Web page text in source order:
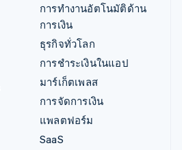
การทำงานอัตโนมัติด้าน
การเงิน
ธุรกิจทั่วโลก
การชำระเงินในแอป
มาร์เก็ตเพลส
การจัดการเงิน
แพลตฟอร์ม
SaaS